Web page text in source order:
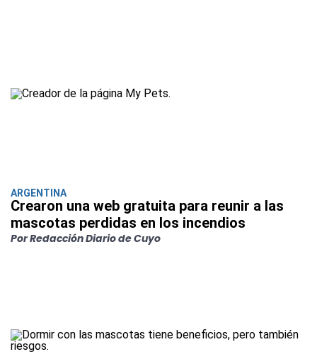
ARGENTINA
Crearon una web gratuita para reunir a las
mascotas perdidas en los incendios
Por Redacción Diario de Cuyo